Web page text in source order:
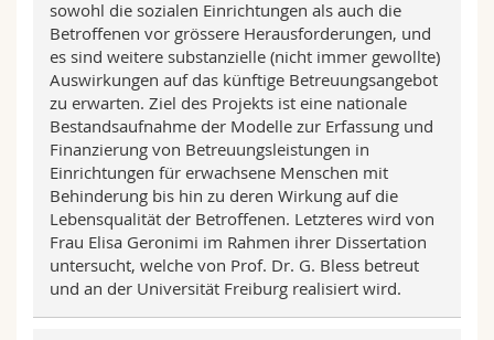
sowohl die sozialen Einrichtungen als auch die
Betroffenen vor grössere Herausforderungen, und
es sind weitere substanzielle (nicht immer gewollte)
Auswirkungen auf das künftige Betreuungsangebot
zu erwarten. Ziel des Projekts ist eine nationale
Bestandsaufnahme der Modelle zur Erfassung und
Finanzierung von Betreuungsleistungen in
Einrichtungen für erwachsene Menschen mit
Behinderung bis hin zu deren Wirkung auf die
Lebensqualität der Betroffenen. Letzteres wird von
Frau Elisa Geronimi im Rahmen ihrer Dissertation
untersucht, welche von Prof. Dr. G. Bless betreut
und an der Universität Freiburg realisiert wird.